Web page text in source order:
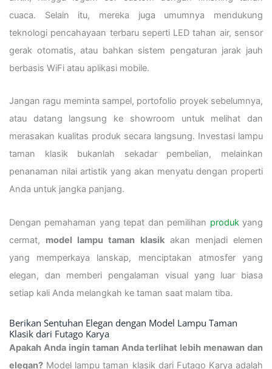
cuaca. Selain itu, mereka juga umumnya mendukung
teknologi pencahayaan terbaru seperti LED tahan air, sensor
gerak otomatis, atau bahkan sistem pengaturan jarak jauh
berbasis WiFi atau aplikasi mobile.
Jangan ragu meminta sampel, portofolio proyek sebelumnya,
atau datang langsung ke showroom untuk melihat dan
merasakan kualitas produk secara langsung. Investasi lampu
taman klasik bukanlah sekadar pembelian, melainkan
penanaman nilai artistik yang akan menyatu dengan properti
Anda untuk jangka panjang.
Dengan pemahaman yang tepat dan pemilihan produkyang
cermat, model lampu taman klasikakan menjadi elemen
yang memperkaya lanskap, menciptakan atmosfer yang
elegan, dan memberi pengalaman visual yang luar biasa
setiap kali Anda melangkah ke taman saat malam tiba.
Berikan Sentuhan Elegan dengan Model Lampu Taman
Klasik dari Futago Karya
Apakah Anda ingin taman Anda terlihat lebih menawan dan
elegan? Model lampu taman klasik dari Futago Karya adalah